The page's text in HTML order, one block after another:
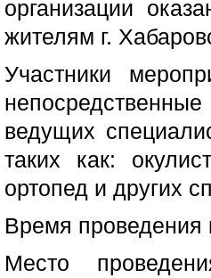
организации
жителям г.
Участники
ведущих
таких как:
ортопед и других
Время проведения
Место